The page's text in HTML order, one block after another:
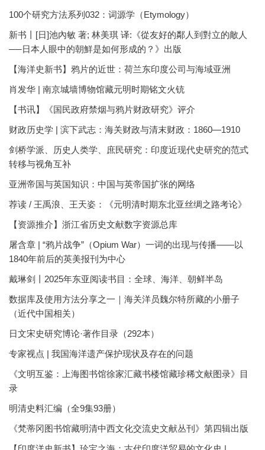
100个研究方法系列032：词源学（Etymology）
新书丨[日]池內敏 著; 林美琪 译:《從友好的鄰人到對立的敵人
──日本人眼中的朝鮮是如何形成的？》出版
【海洋史新书】鸦片的近世：荷兰东印度公司与海域亚洲
肖发华 | 南京城墙博物馆藏元明时期铭文火铳
【书讯】《国民政府禁烟与鸦片财政研究》评介
财政历史学 | 滨下武志：海关财政与清末财政：1860—1910
剑桥学派、历史人类学、庶民研究：印度近现代史研究的范式
转移与视角互补
亚洲帝国与英国知识：中国与英帝国扩张的网络
荐读 / 王禹浪、王天姿：《元明清时期东北亚丝绸之路考论》
【资源推介】浙江省历史文献数字资源总库
屠含章 | “鸦片战争”（Opium War）一词的出现与传播——以
1840年前后的英美报刊为中心
戴琳剑丨2025年东亚阅读书目：全球、海洋、朝鲜半岛
数据库及使用方法分享之一｜海关洋员魏尔特所藏的小册子
（近代中国相关）
日文宋史研究博论·著作目录（292本）
专家视点 | 我国海洋遗产保护现状及存在的问题
《文明互鉴：上海图书馆徐家汇藏书楼馆藏珍稀文献图录》目
录
明清史料汇编（全9集93册）
《梵蒂冈图书馆藏明清中西文化交流史文献丛刊》第四辑出版